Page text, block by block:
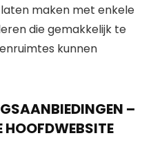
maken met enkele
die gemakkelijk te
kunnen
–
HOOFDWEBSITE